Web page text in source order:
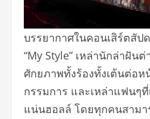
บรรยากาศในคอนเสิร์ตสัป
“My Style” เหล่านักล่าฝันต่
ศักยภาพทั้งร้องทั้งเต้นต่อห
กรรมการ และเหล่าแฟนๆที่
แน่นฮอลล์ โดยทุกคนสามา